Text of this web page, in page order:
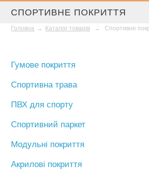
СПОРТИВНЕ ПОКРИТТЯ
Головна → Каталог товарів → Спортивне
Гумове покриття
Спортивна трава
ПВХ для спорту
Спортивний паркет
Модульні покриття
Акрилові покриття